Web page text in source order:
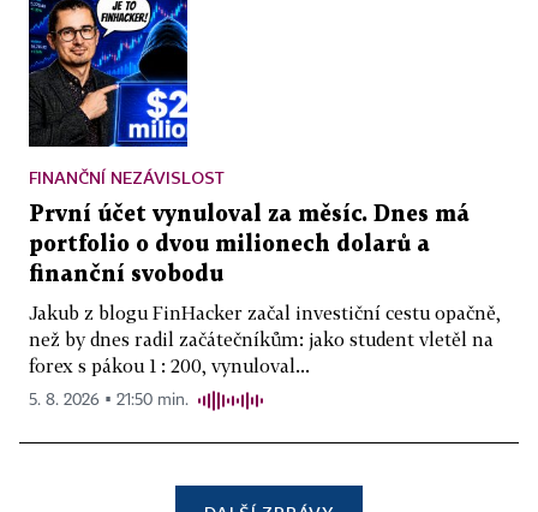
FINANČNÍ NEZÁVISLOST
První účet vynuloval za měsíc. Dnes má
portfolio o dvou milionech dolarů a
finanční svobodu
Jakub z blogu FinHacker začal investiční cestu opačně,
než by dnes radil začátečníkům: jako student vletěl na
forex s pákou 1 : 200, vynuloval...
5. 8. 2026 ▪ 21:50 min.